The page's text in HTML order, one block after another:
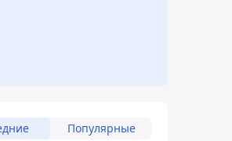
Популярные